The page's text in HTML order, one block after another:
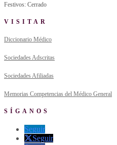
Festivos: Cerrado
VISITAR
Diccionario Médico
Sociedades Adscritas
Sociedades Afiliadas
Memorias Competencias del Médico General
SÍGANOS
Seguir
Seguir